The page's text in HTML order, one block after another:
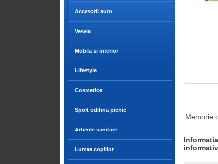
Accesorii auto
Vesela
Mobila si interior
Lifestyle
Cosmetice
Sport odihna picnic
Articole sanitare
Lumea copiilor
Memorie